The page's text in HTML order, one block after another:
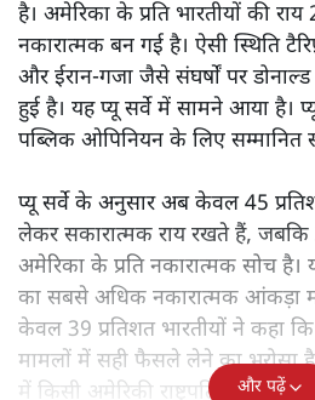
है। अमेरिका के प्रति भारतीयों की
नकारात्मक बन गई है। ऐसी स्थिति
और ईरान-गजा जैसे संघर्षों पर
हुई है। यह प्यू सर्वे में सामने आया है।
पब्लिक ओपिनियन के लिए सम्मानित
प्यू सर्वे के अनुसार अब केवल 45
लेकर सकारात्मक राय रखते हैं, जबकि
अमेरिका के प्रति नकारात्मक सोच
का सबसे अधिक नकारात्मक आंकड़ा
केवल 39 प्रतिशत भारतीयों ने कहा कि
मामलों में सही फैसले लेने का भरोसा
में किसी अमेरिकी राष्ट्रपति के लिए
और पढ़ें